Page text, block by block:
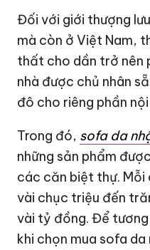
Đối với giới thượng
mà còn ở Việt Nam,
thất cho dần trở nên
nhà được chủ nhân
đô cho riêng phần
Trong đó, sofa da
những sản phẩm
các căn biệt thự.
vài chục triệu đến
vài tỷ đồng. Để
khi chọn mua sofa